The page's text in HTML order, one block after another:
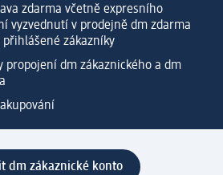
zdarma včetně expresního
vyzvednutí v prodejně dm zdarma
zákazníky
propojení dm zákaznického a dm
dm zákaznické konto